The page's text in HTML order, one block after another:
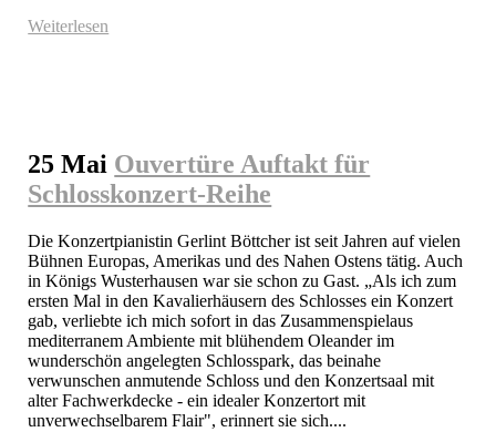
Weiterlesen
25 Mai Ouvertüre Auftakt für
Schlosskonzert-Reihe
Die Konzertpianistin Gerlint Böttcher ist seit Jahren auf vielen
Bühnen Europas, Amerikas und des Nahen Ostens tätig. Auch
in Königs Wusterhausen war sie schon zu Gast. „Als ich zum
ersten Mal in den Kavalierhäusern des Schlosses ein Konzert
gab, verliebte ich mich sofort in das Zusammenspielaus
mediterranem Ambiente mit blühendem Oleander im
wunderschön angelegten Schlosspark, das beinahe
verwunschen anmutende Schloss und den Konzertsaal mit
alter Fachwerkdecke - ein idealer Konzertort mit
unverwechselbarem Flair", erinnert sie sich....